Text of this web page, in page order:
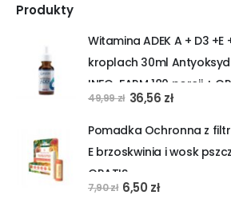
Produkty
Witamina ADEK A + D3 +E
kroplach 30ml
INFO-FARM 180 porcji +
49,99zł Pierwotna
wynosiła:
49,99 zł.
36,56 złAktualna
wynosi:
36,56 zł.
Pomadka Ochronna z
E brzoskwinia i wosk
GRATIS
7,90zł Pierwotna
6,50 złAktualna